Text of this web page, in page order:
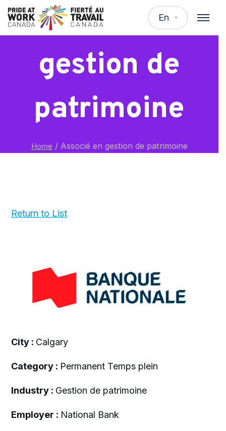
En
Associé en
gestion de
patrimoine
Home /Associé en gestion de patrimoine
Return to List
City : Calgary
Category : Permanent Temps plein
Industry : Gestion de patrimoine
Employer : National Bank